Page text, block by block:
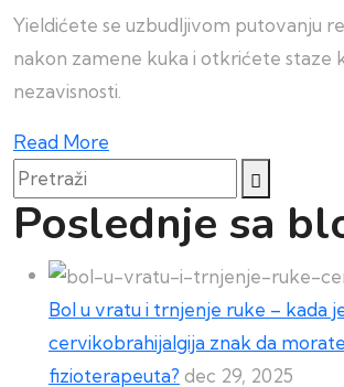
Yieldićete se uzbudljivom putovanju
nakon zamene kuka i otkrićete staze
nezavisnosti.
Read More
Pretraži
Poslednje sa
Bol u vratu i trnjenje ruke – kada
cervikobrahijalgija znak da
fizioterapeuta? dec 29, 2025